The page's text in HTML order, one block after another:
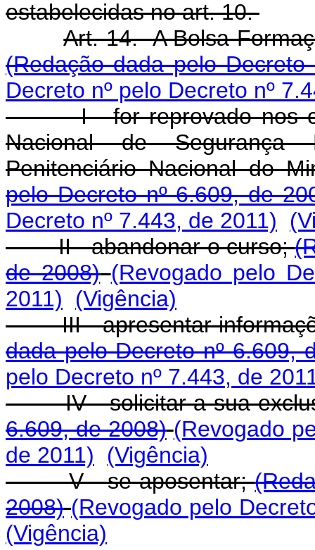
estabelecidas no art. 10.
Art. 14. A Bolsa-
(Redação dada pelo
Decreto nº pelo Decreto nº
I - for reprovado nos
Nacional de Segurança
Penitenciário Nacional do
pelo Decreto nº 6.609, de
Decreto nº 7.443, de 2011)
II - abandonar o curso;
de 2008) (Revogado pelo
2011)
(Vigência)
III - apresentar
dada pelo Decreto nº 6.609,
pelo Decreto nº 7.443, de
IV - solicitar a sua
6.609, de 2008) (Revogado
de 2011)
(Vigência)
V - se aposentar;
2008) (Revogado pelo
(Vigência)